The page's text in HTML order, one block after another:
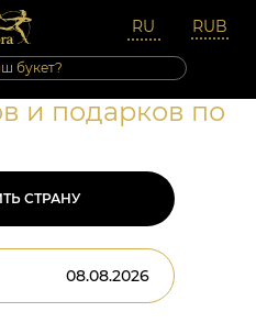
и подарков по
СТРАНУ